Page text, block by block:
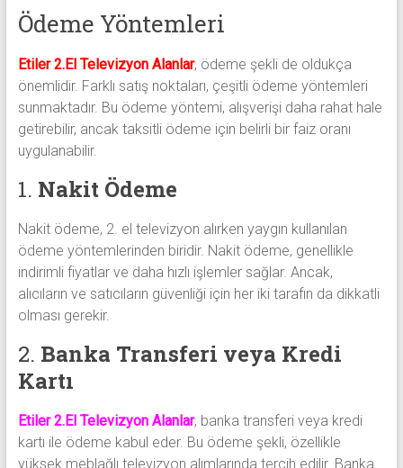
Ödeme Yöntemleri
Etiler 2.El Televizyon Alanlar, ödeme şekli de oldukça
önemlidir. Farklı satış noktaları, çeşitli ödeme yöntemleri
sunmaktadır. Bu ödeme yöntemi, alışverişi daha rahat hale
getirebilir, ancak taksitli ödeme için belirli bir faiz oranı
uygulanabilir.
1. Nakit Ödeme
Nakit ödeme, 2. el televizyon alırken yaygın kullanılan
ödeme yöntemlerinden biridir. Nakit ödeme, genellikle
indirimli fiyatlar ve daha hızlı işlemler sağlar. Ancak,
alıcıların ve satıcıların güvenliği için her iki tarafın da dikkatli
olması gerekir.
2. Banka Transferi veya Kredi
Kartı
Etiler 2.El Televizyon Alanlar, banka transferi veya kredi
kartı ile ödeme kabul eder. Bu ödeme şekli, özellikle
yüksek meblağlı televizyon alımlarında tercih edilir. Banka